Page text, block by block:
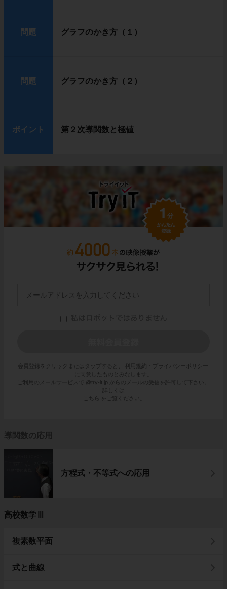
問題 グラフのかき方（１）
問題 グラフのかき方（２）
ポイント 第２次導関数と極値
会員登録をクリックまたはタップすると、
利用規約・プライバシーポリシー
に同意したものとみなします。
ご利用のメールサービスで @try-it.jp からのメールの受信を許可して下さい。
詳しくは
こちら
をご覧ください。
導関数の応用
方程式・不等式への応用
高校数学Ⅲ
複素数平面
式と曲線